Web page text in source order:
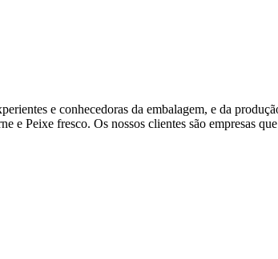
e conhecedoras da embalagem, e da
e Peixe fresco. Os nossos clientes são empresas